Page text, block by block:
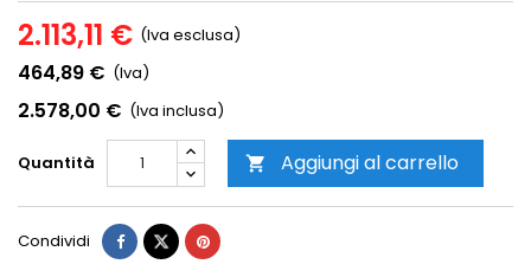
2.113,11 € (Iva esclusa)
464,89 € (Iva)
2.578,00 € (Iva inclusa)
Quantità  Aggiungi al carrello
Condividi